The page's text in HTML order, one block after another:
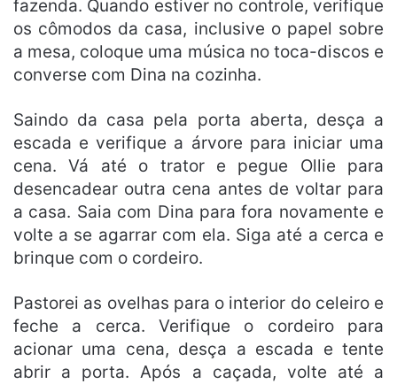
fazenda. Quando estiver no controle, verifique
os cômodos da casa, inclusive o papel sobre
a mesa, coloque uma música no toca-discos e
converse com Dina na cozinha.
Saindo da casa pela porta aberta, desça a
escada e verifique a árvore para iniciar uma
cena. Vá até o trator e pegue Ollie para
desencadear outra cena antes de voltar para
a casa. Saia com Dina para fora novamente e
volte a se agarrar com ela. Siga até a cerca e
brinque com o cordeiro.
Pastorei as ovelhas para o interior do celeiro e
feche a cerca. Verifique o cordeiro para
acionar uma cena, desça a escada e tente
abrir a porta. Após a caçada, volte até a